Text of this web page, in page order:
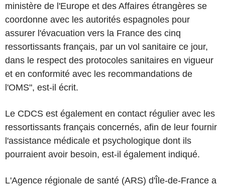
ministère de l'Europe et des Affaires étrangères se
coordonne avec les autorités espagnoles pour
assurer l'évacuation vers la France des cinq
ressortissants français, par un vol sanitaire ce jour,
dans le respect des protocoles sanitaires en vigueur
et en conformité avec les recommandations de
l'OMS", est-il écrit.
Le CDCS est également en contact régulier avec les
ressortissants français concernés, afin de leur fournir
l'assistance médicale et psychologique dont ils
pourraient avoir besoin, est-il également indiqué.
L'Agence régionale de santé (ARS) d'Île-de-France a